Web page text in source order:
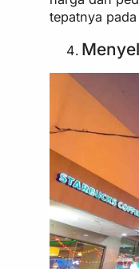
tepatnya